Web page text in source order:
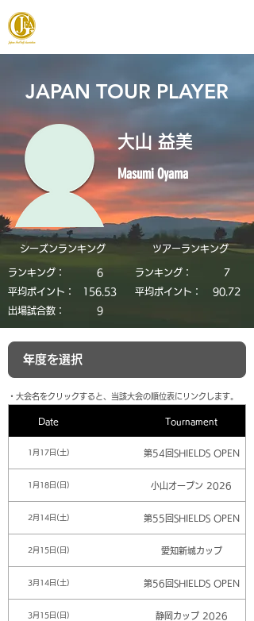
JAPAN TOUR PLAYER
大山 益美
Masumi Oyama
シーズンランキング
ランキング：
6
平均ポイント：
156.53
​出場試合数：
9
​ツアーランキング
ランキング：
7
平均ポイント：
90.72
​・大会名をクリックすると、当該大会の順位表にリンクします。
Date Tournament
1月17日(土) 第54回SHIELDS OPEN
1月18日(日) 小山オープン 2026
2月14日(土) 第55回SHIELDS OPEN
2月15日(日) 愛知新城カップ
3月14日(土) 第56回SHIELDS OPEN
3月15日(日) 静岡カップ 2026